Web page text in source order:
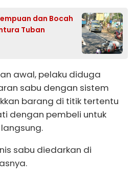
dan Bocah
Tuban
awal, pelaku diduga
sabu dengan sistem
barang di titik tertentu
dengan pembeli untuk
sabu diedarkan di